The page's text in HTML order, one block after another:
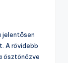
jelentősen
A rövidebb
ösztönözve